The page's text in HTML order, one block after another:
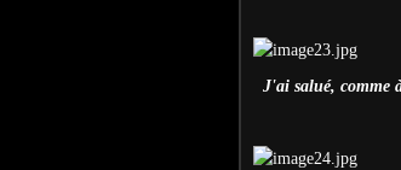
J'ai salué, comme